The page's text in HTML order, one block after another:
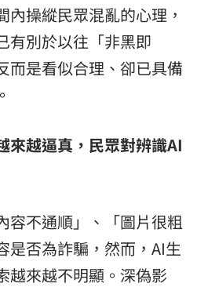
內操縱民眾混亂的心理，
有別於以往「非黑即
而是看似合理、卻已具備
來越逼真，民眾對辨識AI
容不通順」、「圖片很粗
是否為詐騙，然而，AI生
越來越不明顯。深偽影